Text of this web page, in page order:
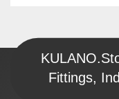
Fittings,